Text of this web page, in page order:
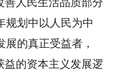
善人民生活品质部分
规划中以人民为中
的真正受益者，
益的资本主义发展逻